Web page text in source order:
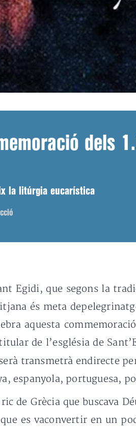
dels
la litúrgia eucarística
Egidi, que segons la
és meta
aquesta
de l’església de
transmetrà endirecte
espanyola, portuguesa,
de Grècia que buscava
es vaconvertir en un